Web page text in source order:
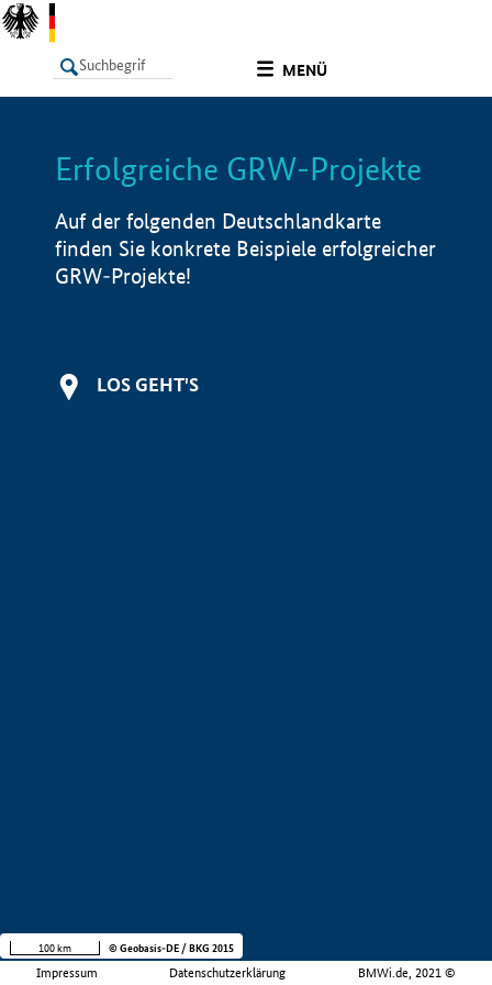
MENÜ
LISTE Info
Erfolgreiche GRW-Projekte
Auf der folgenden Deutschlandkarte
finden Sie konkrete Beispiele erfolgreicher
GRW-Projekte!
LOS GEHT'S
Impressum Datenschutzerklärung BMWi.de, 2021 ©
100 km © Geobasis-DE / BKG 2015